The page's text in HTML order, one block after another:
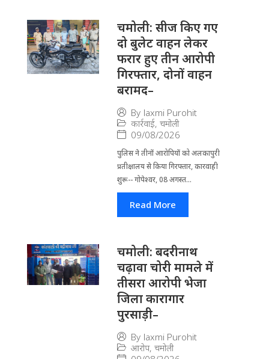
चमोली: सीज किए गए
दो बुलेट वाहन लेकर
फरार हुए तीन आरोपी
गिरफ्तार, दोनों वाहन
बरामद–
By laxmi Purohit
कार्रवाई, चमोली
09/08/2026
पुलिस ने तीनों आरोपियों को अलकापुरी
प्रतीक्षालय से किया गिरफ्तार, कारवाही
शुरू-- गोपेश्वर, 08 अगस्त...
Read More
चमोली: बदरीनाथ
चढ़ावा चोरी मामले में
तीसरा आरोपी भेजा
जिला कारागार
पुरसाड़ी–
By laxmi Purohit
आरोप, चमोली